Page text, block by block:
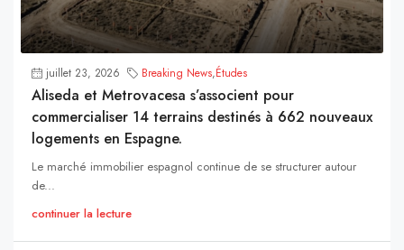
juillet 23, 2026 Breaking News,Études
Aliseda et Metrovacesa s’associent pour
commercialiser 14 terrains destinés à 662 nouveaux
logements en Espagne.
Le marché immobilier espagnol continue de se structurer autour
de...
continuer la lecture